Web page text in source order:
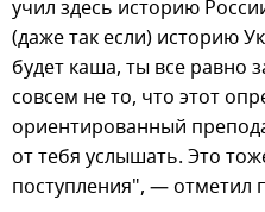
учил здесь историю
(даже так если) историю
будет каша, ты все равно
совсем не то, что этот
ориентированный
от тебя услышать. Это
поступления", — отметил